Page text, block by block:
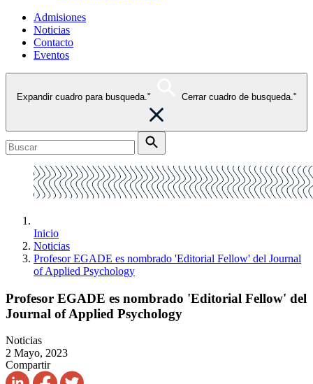
Admisiones
Noticias
Contacto
Eventos
Expandir cuadro para busqueda." Cerrar cuadro de busqueda."
Inicio
Noticias
Profesor EGADE es nombrado 'Editorial Fellow' del Journal
of Applied Psychology
Profesor EGADE es nombrado 'Editorial Fellow' del
Journal of Applied Psychology
Noticias
2 Mayo, 2023
Compartir